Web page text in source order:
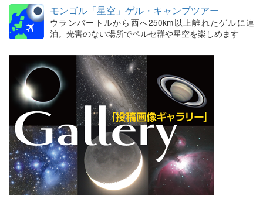
モンゴル「星空」ゲル・キャンプツアー
ウランバートルから西へ250km以上離れたゲルに連
泊。光害のない場所でペルセ群や星空を楽しめます